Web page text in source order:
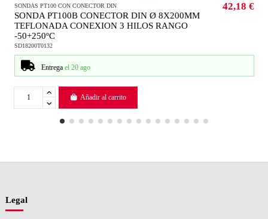
SONDAS PT100 CON CONECTOR DIN
SONDA PT100B CONECTOR DIN Ø 8X200MM
TEFLONADA CONEXION 3 HILOS RANGO
-50+250ºC
SD18200T0132
42,18 €
Entrega el 20 ago
Añadir al carrito
Legal